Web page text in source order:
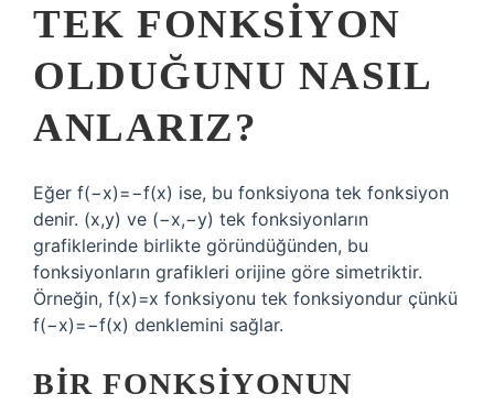
TEK FONKSIYON
OLDUĞUNU NASIL
ANLARIZ?
Eğer f(−x)=−f(x) ise, bu fonksiyona tek fonksiyon
denir. (x,y) ve (−x,−y) tek fonksiyonların
grafiklerinde birlikte göründüğünden, bu
fonksiyonların grafikleri orijine göre simetriktir.
Örneğin, f(x)=x fonksiyonu tek fonksiyondur çünkü
f(−x)=−f(x) denklemini sağlar.
BIR FONKSIYONUN